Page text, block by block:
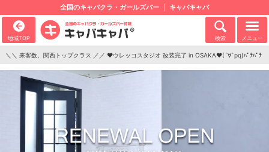
全国のキャバクラ・ガールズバー キャバキャバ
地域TOP 検索 メニュー
＼＼ 来客数、関西トップクラス ／／ ♥ウレッコスタジオ 改装完了 in OSAKA♥(´∀`pq)ﾊﾟﾁﾊﾟﾁ